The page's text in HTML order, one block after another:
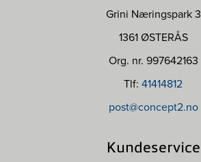
Grini Næringspark 3
1361 ØSTERÅS
Org. nr. 997642163
Tlf: 41414812
post@concept2.no
Kundeservice